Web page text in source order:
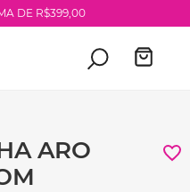
DE R$399,00
ARO